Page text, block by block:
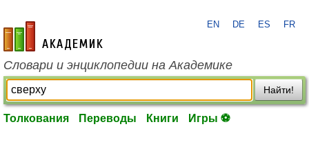
academic.ru
EN DE ES FR
Словари и энциклопедии на Академике
Найти!
Толкования Переводы Книги Игры ⚽